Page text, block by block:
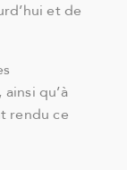
et de
qu’à
rendu ce